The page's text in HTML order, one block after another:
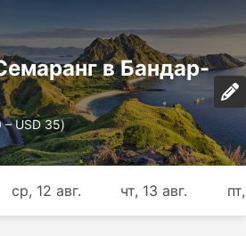
в Бандар-
USD 35)
ср, 12 авг. чт, 13 авг.